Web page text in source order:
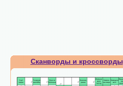
Сканворды и кроссворды